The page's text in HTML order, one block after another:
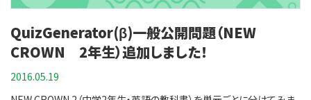
（タイピング）問題選択問題Let's Talk 6 入力（タイピング）問題選択問
題Lesson 7GET前半入力（タイピング）問題選択問題 後半入力（タイ
ピング）問題選択問題 USE 入力（タイピング）問題選択問題Let's Talk
グ）問題選択問題 後半 入力（タイピング）問題選択問題 USE 入力（タ
QuizGenerator(β)一般公開問題（NEW
CROWN 2年生）追加しました！
2016.05.19